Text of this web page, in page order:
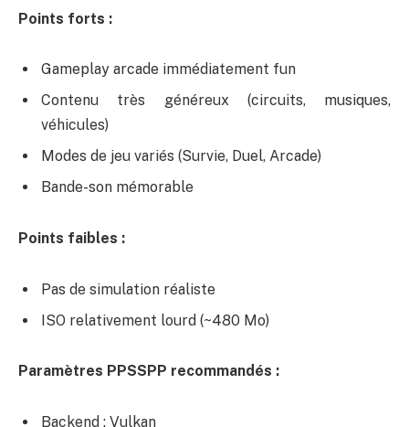
Points forts :
Gameplay arcade immédiatement fun
Contenu très généreux (circuits, musiques,
véhicules)
Modes de jeu variés (Survie, Duel, Arcade)
Bande-son mémorable
Points faibles :
Pas de simulation réaliste
ISO relativement lourd (~480 Mo)
Paramètres PPSSPP recommandés :
Backend : Vulkan